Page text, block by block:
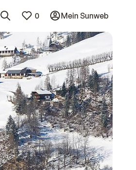
0 Mein Sunweb